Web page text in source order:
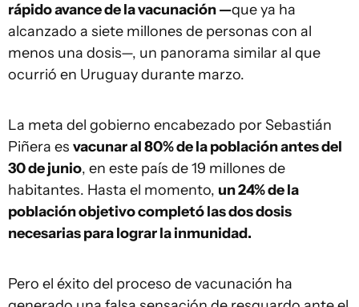
rápido avance de la vacunación —que ya ha
alcanzado a siete millones de personas con al
menos una dosis—, un panorama similar al que
ocurrió en Uruguay durante marzo.
La meta del gobierno encabezado por Sebastián
Piñera es vacunar al 80% de la población antes del
30 de junio, en este país de 19 millones de
habitantes. Hasta el momento, un 24% de la
población objetivo completó las dos dosis
necesarias para lograr la inmunidad.
Pero el éxito del proceso de vacunación ha